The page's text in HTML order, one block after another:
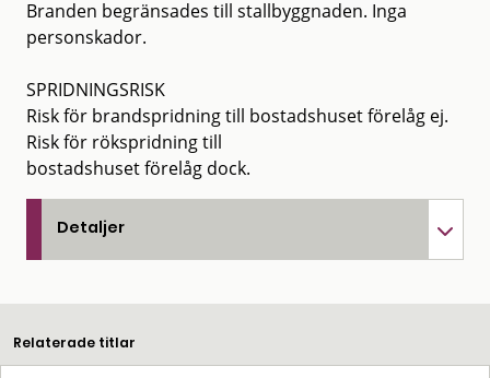
Branden begränsades till stallbyggnaden. Inga
personskador.
SPRIDNINGSRISK
Risk för brandspridning till bostadshuset förelåg ej.
Risk för rökspridning till
bostadshuset förelåg dock.
Detaljer
Relaterade titlar